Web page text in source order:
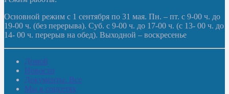
Основной режим с 1 сентября по 31 мая. Пн. – пт. с 9-00 ч. до
19-00 ч. (без перерыва). Суб. с 9-00 ч. до 17-00 ч. (с 13- 00 ч. до
14- 00 ч. перерыв на обед). Выходной – воскресенье
Домой
Новости
Документы. Все
Мы в соцсетях